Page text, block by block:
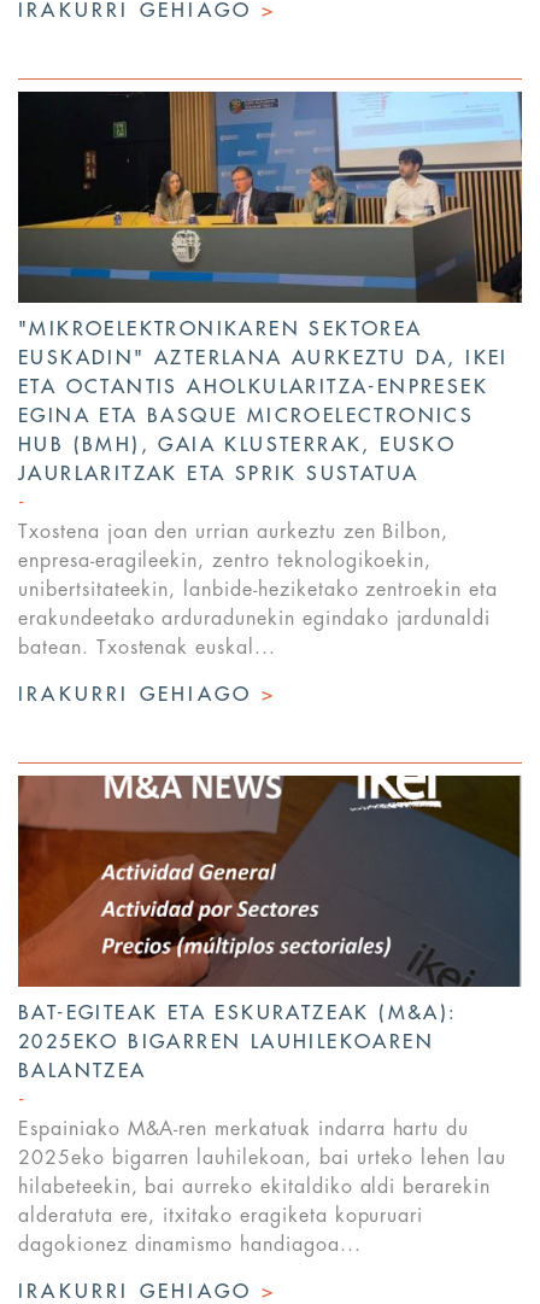
IRAKURRI GEHIAGO>
"MIKROELEKTRONIKAREN SEKTOREA
EUSKADIN" AZTERLANA AURKEZTU DA, IKEI
ETA OCTANTIS AHOLKULARITZA-ENPRESEK
EGINA ETA BASQUE MICROELECTRONICS
HUB (BMH), GAIA KLUSTERRAK, EUSKO
JAURLARITZAK ETA SPRIK SUSTATUA
Txostena joan den urrian aurkeztu zen Bilbon,
enpresa-eragileekin, zentro teknologikoekin,
unibertsitateekin, lanbide-heziketako zentroekin eta
erakundeetako arduradunekin egindako jardunaldi
batean. Txostenak euskal...
IRAKURRI GEHIAGO>
BAT-EGITEAK ETA ESKURATZEAK (M&A):
2025EKO BIGARREN LAUHILEKOAREN
BALANTZEA
Espainiako M&A-ren merkatuak indarra hartu du
2025eko bigarren lauhilekoan, bai urteko lehen lau
hilabeteekin, bai aurreko ekitaldiko aldi berarekin
alderatuta ere, itxitako eragiketa kopuruari
dagokionez dinamismo handiagoa...
IRAKURRI GEHIAGO>